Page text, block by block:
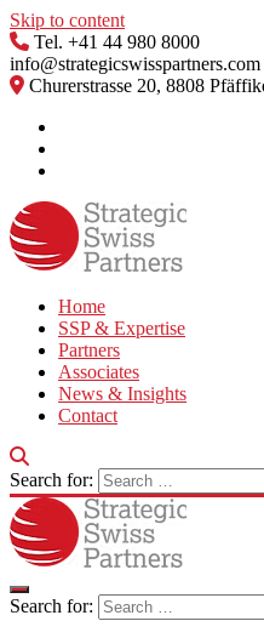
Skip to content
Tel. +41 44 980 8000
info@strategicswisspartners.com
Churerstrasse 20, 8808
Home
SSP & Expertise
Partners
Associates
News & Insights
Contact
Search for:
Search for: